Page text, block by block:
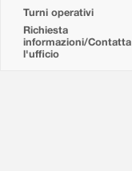
Turni operativi
Richiesta
informazioni/Contatta
l'ufficio